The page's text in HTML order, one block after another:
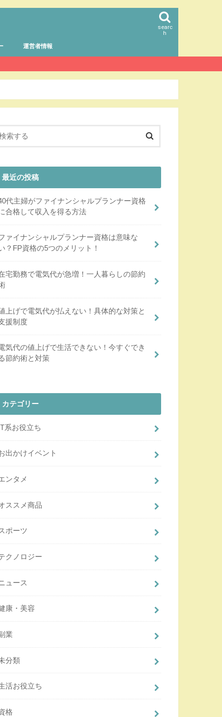
searc
h
運営者情報
最近の投稿
代主婦がファイナンシャルプランナー資格
合格して収入を得る方法
ァイナンシャルプランナー資格は意味な
？FP資格の5つのメリット！
宅勤務で電気代が急増！一人暮らしの節約
上げで電気代が払えない！具体的な対策と
援制度
気代の値上げで生活できない！今すぐでき
節約術と対策
カテゴリー
IT系お役立ち
出かけイベント
ンタメ
ススメ商品
ポーツ
クノロジー
ュース
康・美容
業
分類
活お役立ち
格